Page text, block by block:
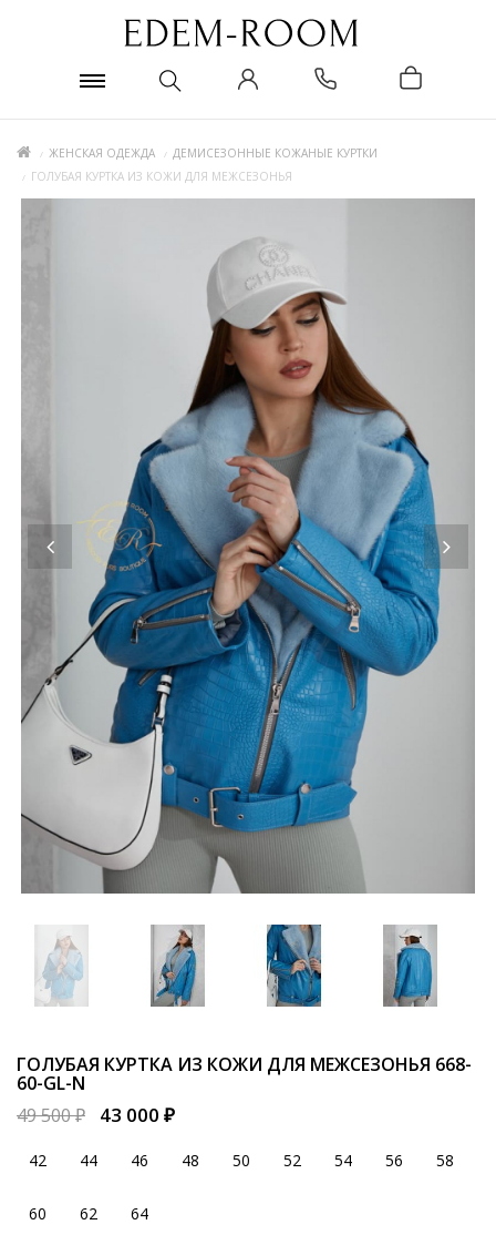
ЖЕНСКАЯ ОДЕЖДА
ДЕМИСЕЗОННЫЕ КОЖАНЫЕ КУРТКИ
ГОЛУБАЯ КУРТКА ИЗ КОЖИ ДЛЯ МЕЖСЕЗОНЬЯ
ГОЛУБАЯ КУРТКА ИЗ КОЖИ ДЛЯ МЕЖСЕЗОНЬЯ 668-
60-GL-N
49 500 ₽
43 000 ₽
42 44 46 48 50 52 54 56 58
60 62 64